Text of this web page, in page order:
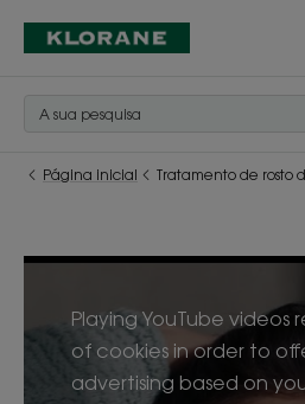
Página inicial Tratamento de rosto
Playing YouTube videos
of cookies in order to
advertising based on